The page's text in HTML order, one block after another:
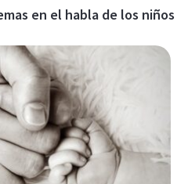
en el habla de los niños